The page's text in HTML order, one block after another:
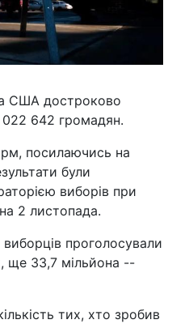
США достроково
642 громадян.
посилаючись на
були
виборів при
2 листопада.
проголосували
ще 33,7 мільйона --
тих, хто зробив